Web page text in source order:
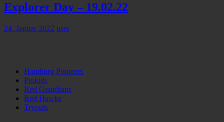
Explorer Day – 19.02.22
24. Januar 2022 user
Hamburg Pioneers
Piokids
Red Guardians
Red Hawks
Tryouts